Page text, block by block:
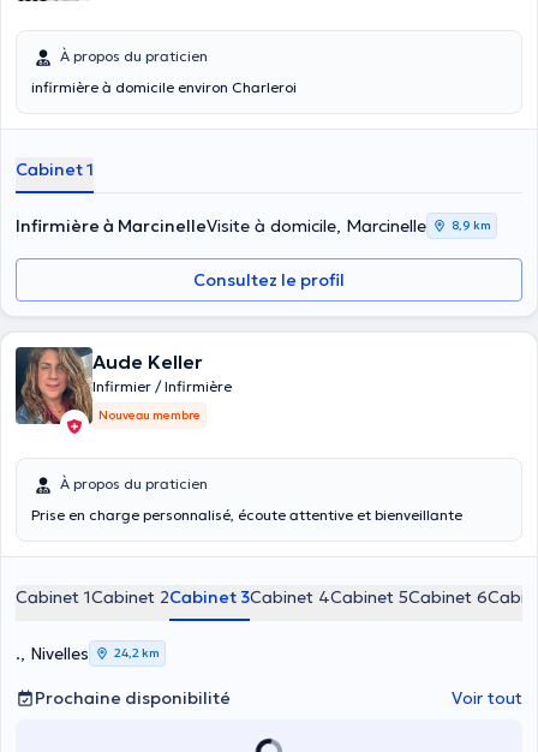
À propos du praticien
infirmière à domicile environ Charleroi
Cabinet 1
Infirmière à MarcinelleVisite à domicile, Marcinelle 8,9 km
Consultez le profil
Aude Keller
Infirmier / Infirmière
Nouveau membre
À propos du praticien
Prise en charge personnalisé, écoute attentive et bienveillante
Cabinet 1Cabinet 2Cabinet 3Cabinet 4Cabinet 5Cabinet 6
., Nivelles 24,2 km
Prochaine disponibilité Voir tout